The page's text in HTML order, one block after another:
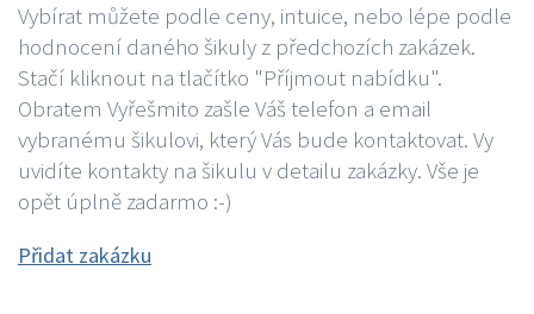
Vybírat můžete podle ceny, intuice, nebo lépe podle
hodnocení daného šikuly z předchozích zakázek.
Stačí kliknout na tlačítko "Příjmout nabídku".
Obratem Vyřešmito zašle Váš telefon a email
vybranému šikulovi, který Vás bude kontaktovat. Vy
uvidíte kontakty na šikulu v detailu zakázky. Vše je
opět úplně zadarmo :-)
Přidat zakázku